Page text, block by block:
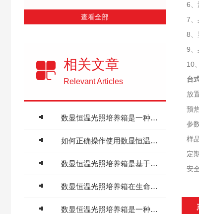
查看全部
相关文章
Relevant Articles
数显恒温光照培养箱是一种通用性强的实验设备
如何正确操作使用数显恒温光照培养箱？
数显恒温光照培养箱是基于温度和光照两个关键因素控制的
数显恒温光照培养箱在生命科学研究中的应用
数显恒温光照培养箱是一种现代化的光照条件培养设备
6、
7、
8、
9、
10
台
放
预
参
样
定
安